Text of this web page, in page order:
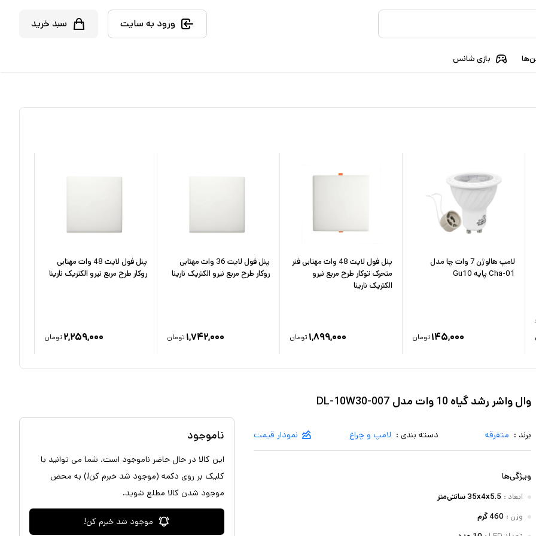
ورود به سایت سبد خرید
بازی شانس
لامپ هالوژن 7 وات چا مدل
Cha-01 پایه Gu10
۱۴۵,۰۰۰ تومان
پنل فول لایت 48 وات مهتابی فنر
متحرک توکار طرح مربع نیرو
الکتریک نارینا
۱,۸۹۹,۰۰۰ تومان
پنل فول لایت 36 وات مهتابی
روکار طرح مربع نیرو الکتریک نارینا
۱,۷۴۲,۰۰۰ تومان
پنل فول لایت 48 وات مهتابی
روکار طرح مربع نیرو الکتریک نارینا
۲,۲۵۹,۰۰۰ تومان
وال واشر رشد گیاه 10 وات مدل DL-10W30-007
برند : متفرقه دسته بندی : لامپ و چراغ نمودار قیمت
ویژگی‌ها
ابعاد : 35x4x5.5 سانتی‌متر
وزن : 460 گرم
ناموجود
این کالا در حال حاضر ناموجود است. شما می توانید با
کلیک بر روی دکمه (موجود شد خبرم کن!) به محض
موجود شدن کالا مطلع شوید.
موجود شد خبرم کن!